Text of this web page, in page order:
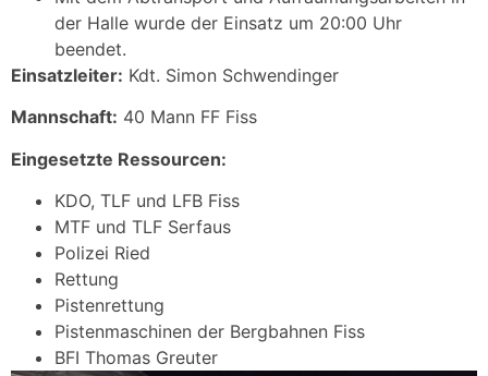
der Halle wurde der Einsatz um 20:00 Uhr
beendet.
Einsatzleiter: Kdt. Simon Schwendinger
Mannschaft: 40 Mann FF Fiss
Eingesetzte Ressourcen:
KDO, TLF und LFB Fiss
MTF und TLF Serfaus
Polizei Ried
Rettung
Pistenrettung
Pistenmaschinen der Bergbahnen Fiss
BFI Thomas Greuter